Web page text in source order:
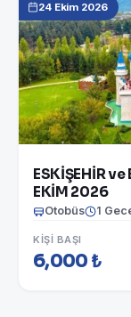
24 Ekim 2026
ESKİŞEHİR
EKİM 2026
Otobüs 1
KIŞI BAŞI
6,000 ₺